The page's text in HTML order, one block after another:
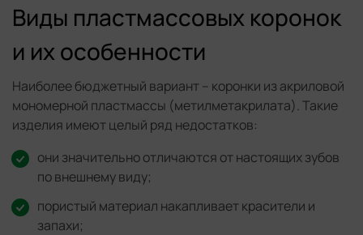
Виды пластмассовых коронок
и их особенности
Наиболее бюджетный вариант – коронки из акриловой
мономерной пластмассы (метилметакрилата). Такие
изделия имеют целый ряд недостатков:
они значительно отличаются от настоящих зубов
по внешнему виду;
пористый материал накапливает красители и
запахи;